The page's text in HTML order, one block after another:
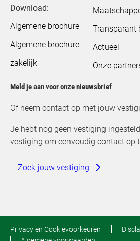
Download:
Algemene brochure
Algemene brochure
zakelijk
Transparant
Actueel
Onze
Meld je aan voor onze nieuwsbrief
Of neem contact op met jouw
Je hebt nog geen vestiging
vestiging om eenvoudig contact op
Zoek jouw vestiging
Privacy en Cookievoorkeuren